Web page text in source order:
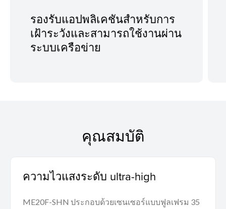
รองรับแอปพลิเคชันสำหรับการ
เฝ้าระวังและสามารถใช้งานผ่าน
ระบบเครือข่าย
คุณสมบัติ
ความไวแสงระดับ ultra-high
ME20F-SHN ประกอบด้วยเซนเซอร์แบบฟูลเฟรม 35